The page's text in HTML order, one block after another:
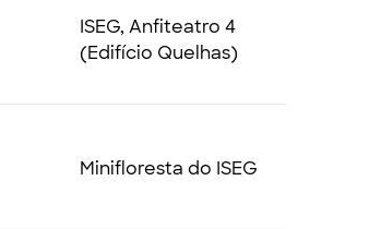
ISEG, Anfiteatro 4
(Edifício Quelhas)
Minifloresta do ISEG